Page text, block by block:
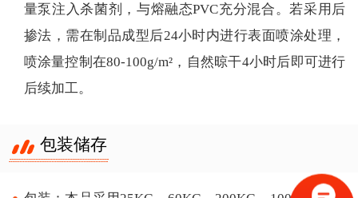
量泵注入杀菌剂，与熔融态PVC充分混合。若采用后
掺法，需在制品成型后24小时内进行表面喷涂处理，
喷涂量控制在80-100g/m²，自然晾干4小时后即可进行
后续加工。
包装储存